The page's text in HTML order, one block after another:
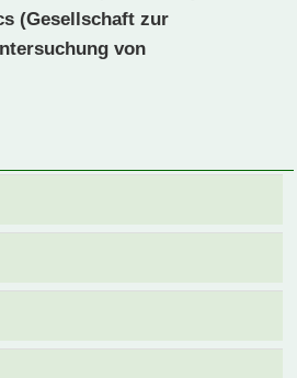
(Gesellschaft zur
von